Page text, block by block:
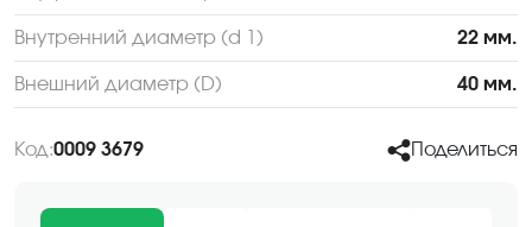
Внутренний диаметр (d 1) 22 мм.
Внешний диаметр (D) 40 мм.
Код:0009 3679 Поделиться